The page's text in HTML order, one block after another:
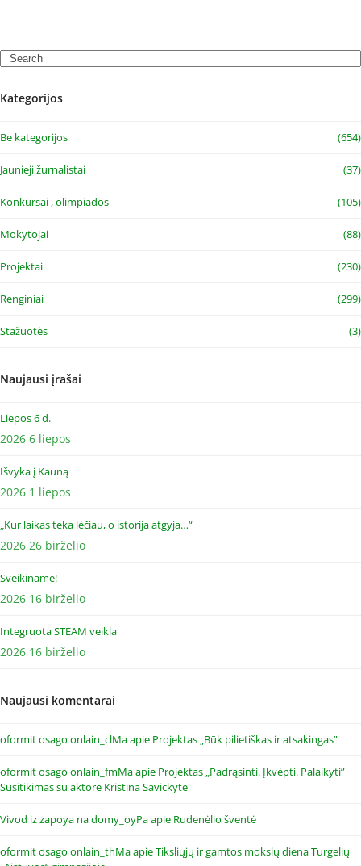
Search
Kategorijos
Be kategorijos (654)
Jaunieji žurnalistai (37)
Konkursai , olimpiados (105)
Mokytojai (88)
Projektai (230)
Renginiai (299)
Stažuotės (3)
Naujausi įrašai
Liepos 6 d.
2026 6 liepos
Išvyka į Kauną
2026 1 liepos
„Kur laikas teka lėčiau, o istorija atgyja…“
2026 26 birželio
Sveikiname!
2026 16 birželio
Integruota STEAM veikla
2026 16 birželio
Naujausi komentarai
oformit osago onlain_clMaapie Projektas „Būk pilietiškas ir atsakingas”
oformit osago onlain_fmMaapie Projektas „Padrąsinti. Įkvėpti. Palaikyti”
Susitikimas su aktore Kristina Savickyte
Vivod iz zapoya na domy_oyPaapie Rudenėlio šventė
oformit osago onlain_thMaapieTiksliųjų ir gamtos mokslų diena Turgelių